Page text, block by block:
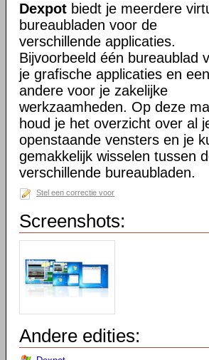
Dexpot biedt je meerdere
bureaubladen voor de
verschillende applicaties.
Bijvoorbeeld één bureaublad
je grafische applicaties en een
andere voor je zakelijke
werkzaamheden. Op deze
houd je het overzicht over al
openstaande vensters en je
gemakkelijk wisselen tussen
verschillende bureaubladen.
Stel een correctie voor
Screenshots:
Andere edities: